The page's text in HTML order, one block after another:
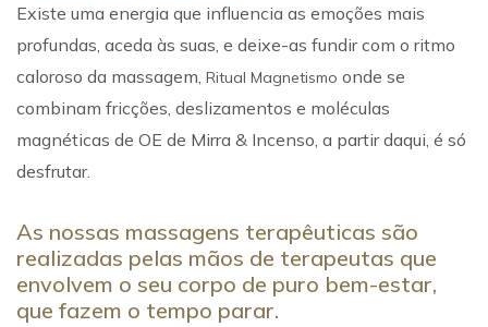
Existe uma energia que influencia as emoções mais
profundas, aceda às suas, e deixe-as fundir com o ritmo
caloroso da massagem, Ritual Magnetismo onde se
combinam fricções, deslizamentos e moléculas
magnéticas de OE de Mirra & Incenso, a partir daqui, é só
desfrutar.
As nossas massagens terapêuticas são
realizadas pelas mãos de terapeutas que
envolvem o seu corpo de puro bem-estar,
que fazem o tempo parar.